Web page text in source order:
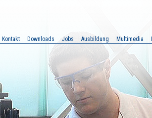
Kontakt Downloads Jobs Ausbildung Multimedia